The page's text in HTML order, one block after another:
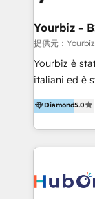
Integrations
Account-
Conversion-Focused
rating and
businesses
client satisfaction. With deep HubSpot
your
Diamond Partner? 👉Connect with
Yourbiz -
提供元：
Yourbiz è
italiani ed è
migliori
Stiamo
marketing e vendita. Il nostro
mappatura
Diamond5.0